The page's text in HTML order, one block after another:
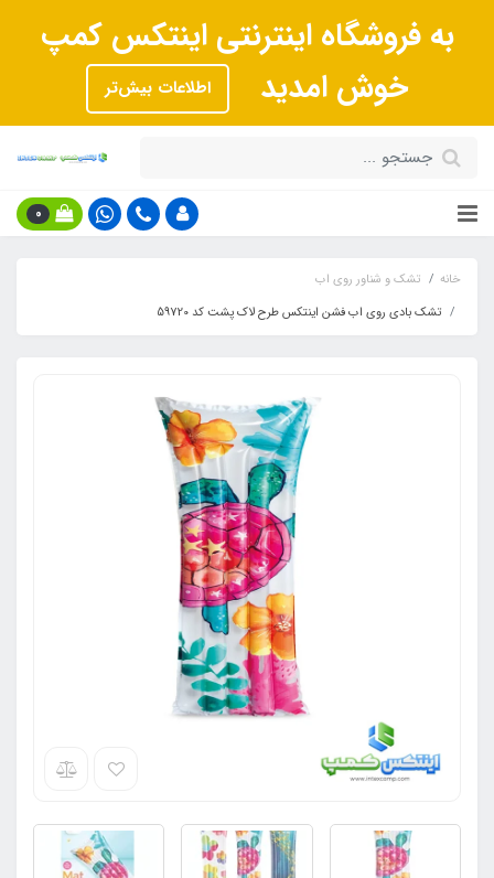
به فروشگاه اینترنتی اینتکس کمپ
خوش امدید
اطلاعات بیش‌تر
0
خانه
تشک و شناور روی اب
تشک بادی روی اب فشن اینتکس طرح لاک پشت کد 59720